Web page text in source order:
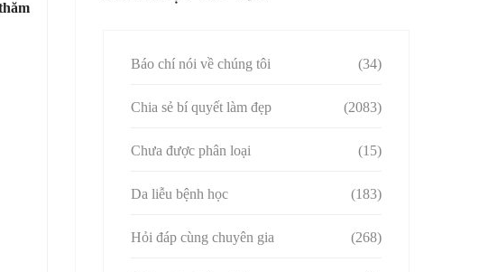
Báo chí nói về chúng tôi (34)
Chia sẻ bí quyết làm đẹp (2083)
Chưa được phân loại (15)
Da liễu bệnh học (183)
Hỏi đáp cùng chuyên gia (268)